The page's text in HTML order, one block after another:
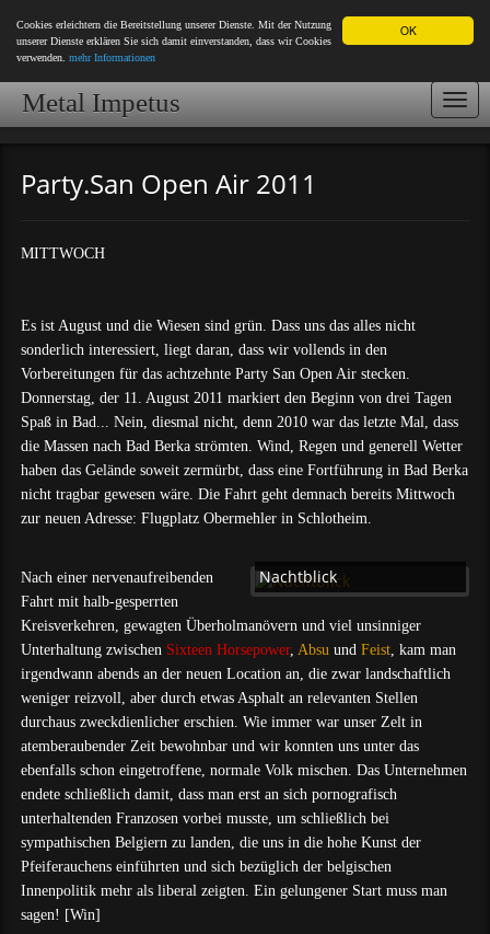
OK
Cookies erleichtern die Bereitstellung unserer Dienste. Mit der Nutzung
unserer Dienste erklären Sie sich damit einverstanden, dass wir Cookies
verwenden. mehr Informationen
Metal Impetus
Party.San Open Air 2011
MITTWOCH
Es ist August und die Wiesen sind grün. Dass uns das alles nicht
sonderlich interessiert, liegt daran, dass wir vollends in den
Vorbereitungen für das achtzehnte Party San Open Air stecken.
Donnerstag, der 11. August 2011 markiert den Beginn von drei Tagen
Spaß in Bad... Nein, diesmal nicht, denn 2010 war das letzte Mal, dass
die Massen nach Bad Berka strömten. Wind, Regen und generell Wetter
haben das Gelände soweit zermürbt, dass eine Fortführung in Bad Berka
nicht tragbar gewesen wäre. Die Fahrt geht demnach bereits Mittwoch
zur neuen Adresse: Flugplatz Obermehler in Schlotheim.
Nachtblick
Nach einer nervenaufreibenden
Fahrt mit halb-gesperrten
Kreisverkehren, gewagten Überholmanövern und viel unsinniger
Unterhaltung zwischen Sixteen Horsepower, Absu und Feist, kam man
irgendwann abends an der neuen Location an, die zwar landschaftlich
weniger reizvoll, aber durch etwas Asphalt an relevanten Stellen
durchaus zweckdienlicher erschien. Wie immer war unser Zelt in
atemberaubender Zeit bewohnbar und wir konnten uns unter das
ebenfalls schon eingetroffene, normale Volk mischen. Das Unternehmen
endete schließlich damit, dass man erst an sich pornografisch
unterhaltenden Franzosen vorbei musste, um schließlich bei
sympathischen Belgiern zu landen, die uns in die hohe Kunst der
Pfeiferauchens einführten und sich bezüglich der belgischen
Innenpolitik mehr als liberal zeigten. Ein gelungener Start muss man
sagen! [Win]